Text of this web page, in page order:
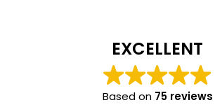
EXCELLENT
Based on 75 reviews